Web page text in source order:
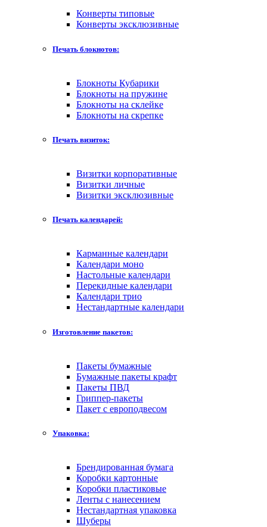
Конверты типовые
Конверты эксклюзивные
Печать блокнотов:
Блокноты Кубарики
Блокноты на пружине
Блокноты на склейке
Блокноты на скрепке
Печать визиток:
Визитки корпоративные
Визитки личные
Визитки эксклюзивные
Печать календарей:
Карманные календари
Календари моно
Настольные календари
Перекидные календари
Календари трио
Нестандартные календари
Изготовление пакетов:
Пакеты бумажные
Бумажные пакеты крафт
Пакеты ПВД
Гриппер-пакеты
Пакет с европодвесом
Упаковка:
Брендированная бумага
Коробки картонные
Коробки пластиковые
Ленты с нанесением
Нестандартная упаковка
Шуберы